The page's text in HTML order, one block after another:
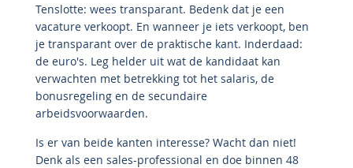
Tenslotte: wees transparant. Bedenk dat je een
vacature verkoopt. En wanneer je iets verkoopt, ben
je transparant over de praktische kant. Inderdaad:
de euro's. Leg helder uit wat de kandidaat kan
verwachten met betrekking tot het salaris, de
bonusregeling en de secundaire
arbeidsvoorwaarden.
Is er van beide kanten interesse? Wacht dan niet!
Denk als een sales-professional en doe binnen 48